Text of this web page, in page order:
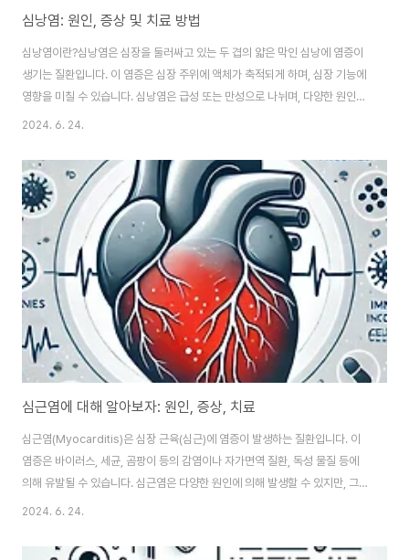
심낭염: 원인, 증상 및 치료 방법
심낭염이란?심낭염은 심장을 둘러싸고 있는 두 겹의 얇은 막인 심낭에 염증이
생기는 질환입니다. 이 염증은 심장 주위에 액체가 축적되게 하며, 심장 기능에
영향을 미칠 수 있습니다. 심낭염은 급성 또는 만성으로 나뉘며, 다양한 원인에
의해 발생할 수 있습니다. 원인심낭염의 원인은 매우 다양합니다. 주요 원인은
러스가 심낭염을 유발할 수 있습니다.세균 감염: 폐렴, 결핵 등 세균 감염이 심
낭염으로 이어질 수 있습니다.심장 질환: 심근경색 후 발생하는 심낭염(드레슬
러 증후군) 등이 있습니다.자가면역 질환: 전신성 홍반성 루푸스(SLE), 류마티
스 관절염 등 자가면역 질환이 원인이 될 수 있습니다.외상: 심장 외상이나 수술
후 발생할 수 ..
2024. 6. 24.
심근염에 대해 알아보자: 원인, 증상, 치료
심근염(Myocarditis)은 심장 근육(심근)에 염증이 발생하는 질환입니다. 이
염증은 바이러스, 세균, 곰팡이 등의 감염이나 자가면역 질환, 독성 물질 등에
의해 유발될 수 있습니다. 심근염은 다양한 원인에 의해 발생할 수 있지만, 그
결과는 심장 기능의 저하로 이어질 수 있습니다. 증상심근염의 증상은 매우 다
다음과 같습니다.가슴 통증피로감 및 무기력호흡 곤란부정맥(불규칙한 심장 박
2024. 6. 24.